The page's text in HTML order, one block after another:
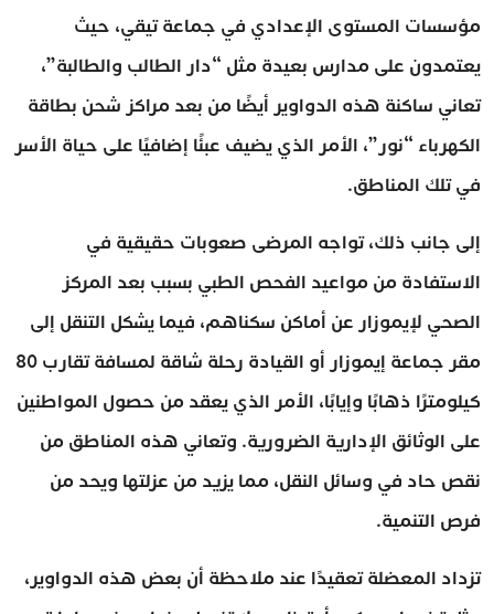
مؤسسات المستوى الإعدادي في جماعة تيقي، حيث
يعتمدون على مدارس بعيدة مثل “دار الطالب والطالبة”،
تعاني ساكنة هذه الدواوير أيضًا من بعد مراكز شحن بطاقة
الكهرباء “نور”، الأمر الذي يضيف عبئًا إضافيًا على حياة الأسر
في تلك المناطق.
إلى جانب ذلك، تواجه المرضى صعوبات حقيقية في
الاستفادة من مواعيد الفحص الطبي بسبب بعد المركز
الصحي لإيموزار عن أماكن سكناهم، فيما يشكل التنقل إلى
مقر جماعة إيموزار أو القيادة رحلة شاقة لمسافة تقارب 80
كيلومترًا ذهابًا وإيابًا، الأمر الذي يعقد من حصول المواطنين
على الوثائق الإدارية الضرورية. وتعاني هذه المناطق من
نقص حاد في وسائل النقل، مما يزيد من عزلتها ويحد من
فرص التنمية.
تزداد المعضلة تعقيدًا عند ملاحظة أن بعض هذه الدواوير،